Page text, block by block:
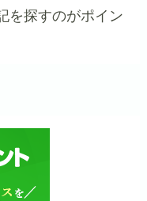
を探すのがポイン